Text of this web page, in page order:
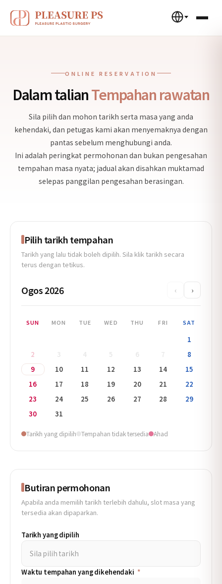
ONLINE RESERVATION
Dalam talianTempahan rawatan
Sila pilih dan mohon tarikh serta masa yang anda
kehendaki, dan petugas kami akan menyemaknya dengan
pantas sebelum menghubungi anda.
Ini adalah peringkat permohonan dan bukan pengesahan
tempahan masa nyata; jadual akan disahkan muktamad
selepas panggilan pengesahan berasingan.
Pilih tarikh tempahan
Tarikh yang lalu tidak boleh dipilih. Sila klik tarikh secara
terus dengan tetikus.
Ogos 2026 ‹ ›
SUN MON TUE WED THU FRI SAT
1
2
8
9
10 11 12 13 14
15
16
17 18 19 20 21
22
23
24 25 26 27 28
29
30
31
Tarikh yang dipilih Tempahan tidak tersedia Ahad
Butiran permohonan
Apabila anda memilih tarikh terlebih dahulu, slot masa yang
tersedia akan dipaparkan.
Tarikh yang dipilih
Sila pilih tarikh
Waktu tempahan yang dikehendaki *